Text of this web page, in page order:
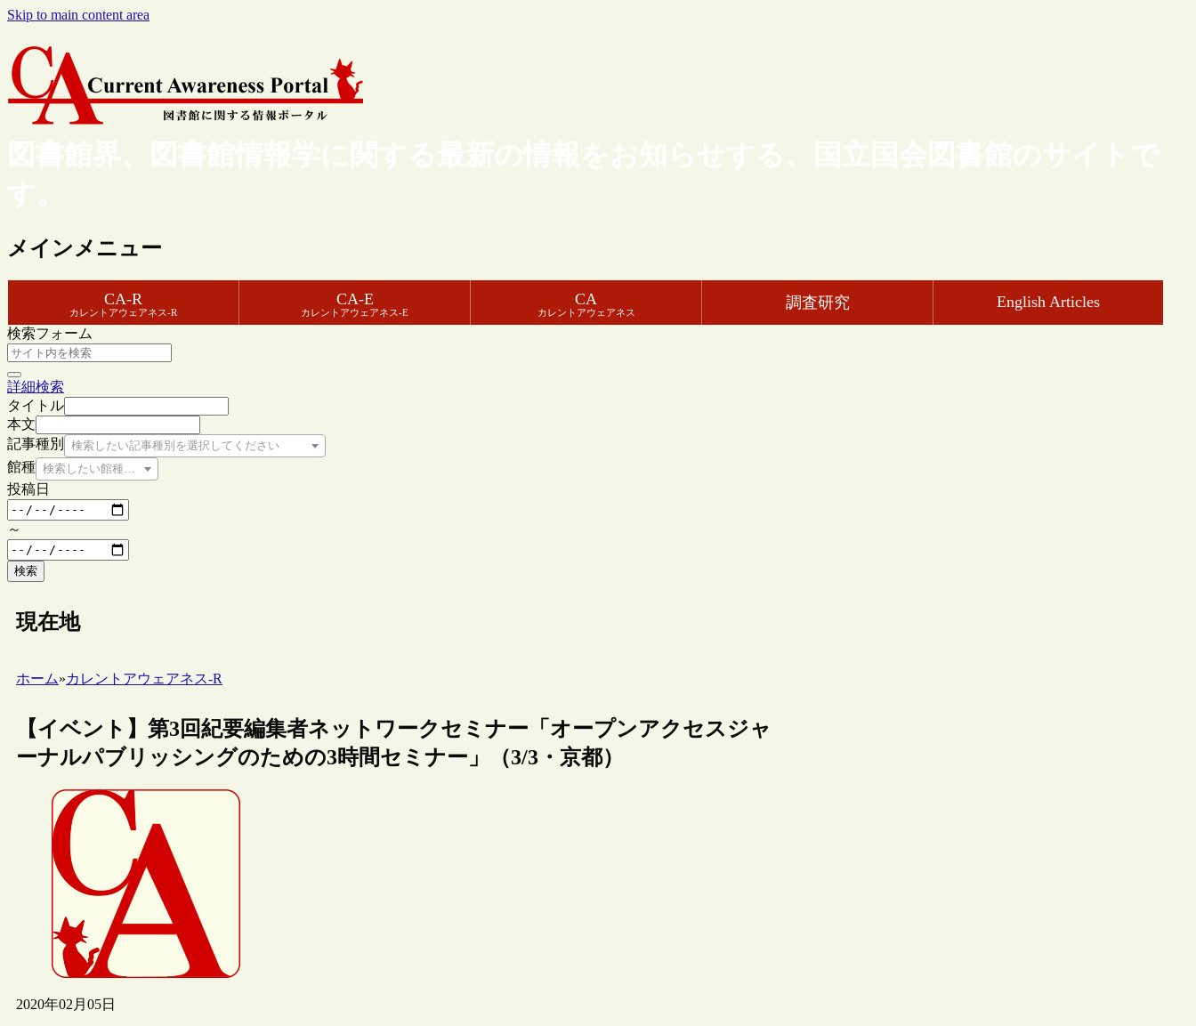
Skip to main content area
図書館界、図書館情報学に関する最新の情報をお知らせする、国立国会図書館のサイトで
す。
メインメニュー
CA-R
カレントアウェアネス-R
CA-E
カレントアウェアネス-E
CA
カレントアウェアネス
調査研究 English Articles
検索フォーム
詳細検索
タイトル
本文
記事種別
検索したい記事種別を選択してください
館種 検索したい館種を選択してください
投稿日
～
検索
現在地
ホーム»カレントアウェアネス-R
【イベント】第3回紀要編集者ネットワークセミナー「オープンアクセスジャ
ーナルパブリッシングのための3時間セミナー」（3/3・京都）
2020年02月05日